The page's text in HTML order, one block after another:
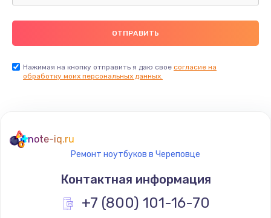
Нажимая на кнопку отправить я даю свое согласие на
обработку моих персональных данных.
note-iq.ru
Ремонт ноутбуков в Череповце
Контактная информация
+7 (800) 101-16-70